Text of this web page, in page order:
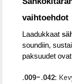
vaihtoehdot
Laadukkaat
soundiin,
paksuudet
.009–.042: